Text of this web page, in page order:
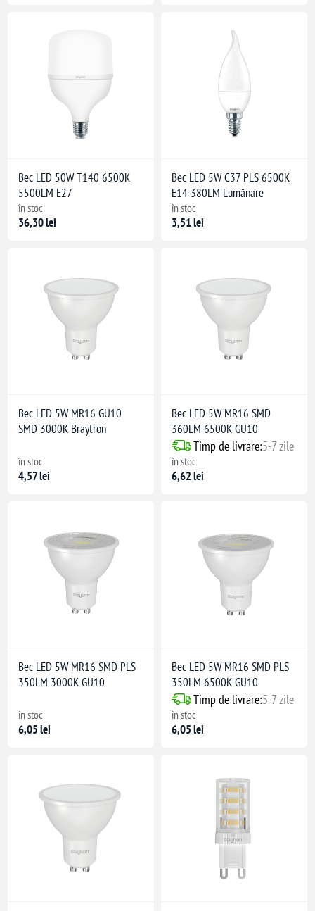
Bec LED 50W T140 6500K
5500LM E27
în stoc
36,30 lei
Bec LED 5W C37 PLS 6500K
E14 380LM Lumânare
în stoc
3,51 lei
Bec LED 5W MR16 GU10
SMD 3000K Braytron
în stoc
4,57 lei
Bec LED 5W MR16 SMD
360LM 6500K GU10
Timp de livrare:5-7 zile
în stoc
6,62 lei
Bec LED 5W MR16 SMD PLS
350LM 3000K GU10
în stoc
6,05 lei
Bec LED 5W MR16 SMD PLS
350LM 6500K GU10
Timp de livrare:5-7 zile
în stoc
6,05 lei